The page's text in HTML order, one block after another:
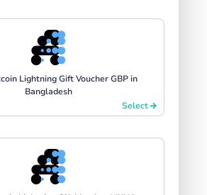
Lightning Gift Voucher GBP in
Bangladesh
Select